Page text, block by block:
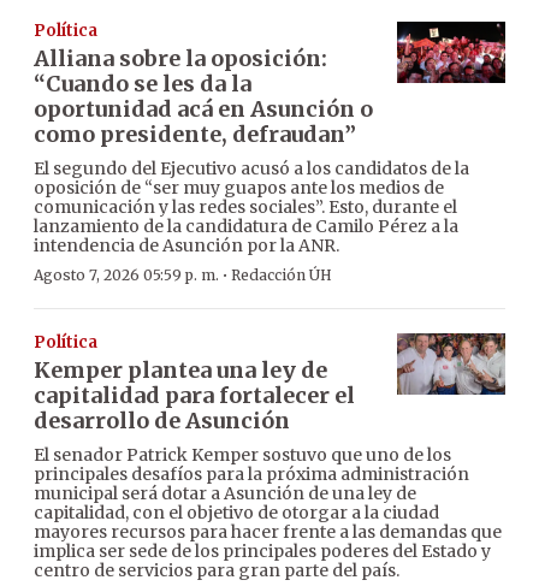
Política
Alliana sobre la oposición:
“Cuando se les da la
oportunidad acá en Asunción o
como presidente, defraudan”
El segundo del Ejecutivo acusó a los candidatos de la
oposición de “ser muy guapos ante los medios de
comunicación y las redes sociales”. Esto, durante el
lanzamiento de la candidatura de Camilo Pérez a la
intendencia de Asunción por la ANR.
Agosto 7, 2026 05:59 p. m. · Redacción ÚH
Política
Kemper plantea una ley de
capitalidad para fortalecer el
desarrollo de Asunción
El senador Patrick Kemper sostuvo que uno de los
principales desafíos para la próxima administración
municipal será dotar a Asunción de una ley de
capitalidad, con el objetivo de otorgar a la ciudad
mayores recursos para hacer frente a las demandas que
implica ser sede de los principales poderes del Estado y
centro de servicios para gran parte del país.